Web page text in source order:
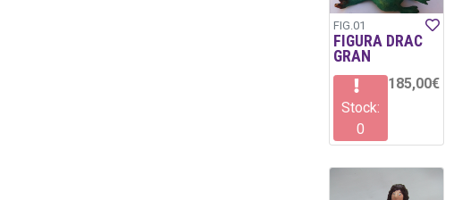
FIG.01
FIGURA DRAC
GRAN
Stock:
0
185,00€